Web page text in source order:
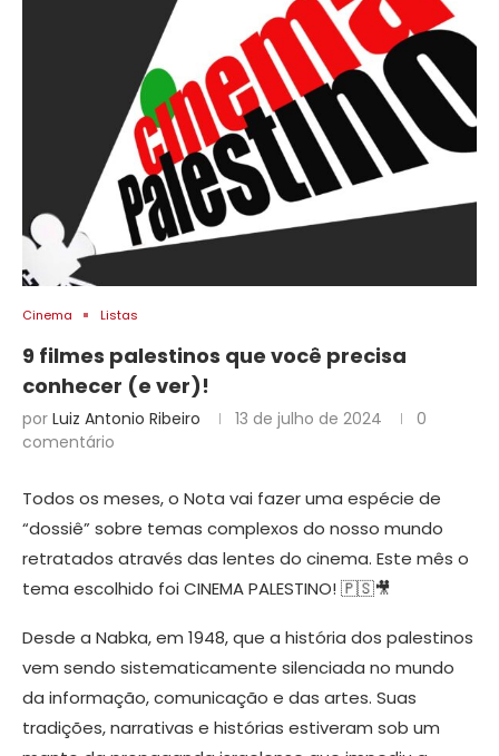
Cinema Listas
9 filmes palestinos que você precisa
conhecer (e ver)!
por Luiz Antonio Ribeiro 13 de julho de 2024
0
comentário
Todos os meses, o Nota vai fazer uma espécie de
“dossiê” sobre temas complexos do nosso mundo
retratados através das lentes do cinema. Este mês o
tema escolhido foi CINEMA PALESTINO! 🇵🇸🎥
Desde a Nabka, em 1948, que a história dos palestinos
vem sendo sistematicamente silenciada no mundo
da informação, comunicação e das artes. Suas
tradições, narrativas e histórias estiveram sob um